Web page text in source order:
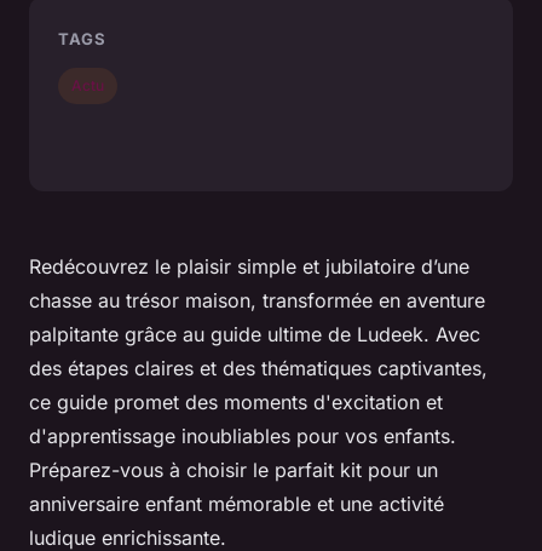
Redécouvrez le plaisir simple et jubilatoire d’une
chasse au trésor maison, transformée en aventure
palpitante grâce au guide ultime de Ludeek. Avec
des étapes claires et des thématiques captivantes,
ce guide promet des moments d'excitation et
d'apprentissage inoubliables pour vos enfants.
Préparez-vous à choisir le parfait kit pour un
anniversaire enfant mémorable et une activité
ludique enrichissante.
TAGS
Actu